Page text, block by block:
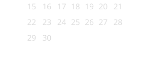
15
16 17 18 19 20
21
22
23 24 25 26 27
28
29
30